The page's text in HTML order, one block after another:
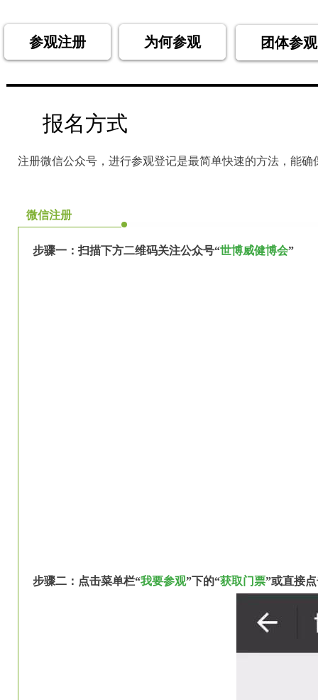
为何参观
参观注册 团体参观
报名方式
注册微信公众号，进行参观登记是最简单快速的方法，能
微信注册
步骤一： 扫描下方二维码关注公众号“世博威健博会”
步骤二： 点击菜单栏“我要参观”下的“获取门票”或直接